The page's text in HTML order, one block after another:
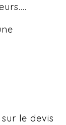
le devis